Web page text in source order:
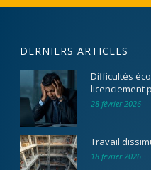
DERNIERS ARTICLES
Difficultés
licenciement
28 février 2026
Travail
18 février 2026